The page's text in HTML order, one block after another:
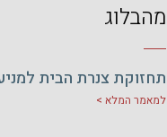
מהבלוג
תחזוקת צנרת הבית
למאמר המלא >